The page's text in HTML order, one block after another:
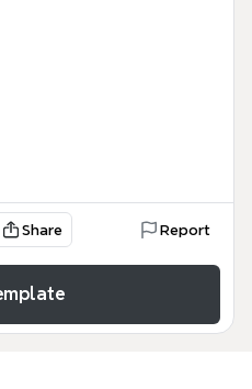
Share Report